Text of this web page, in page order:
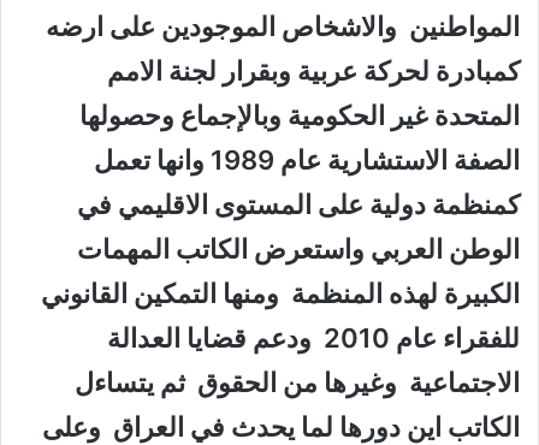
المواطنين والاشخاص الموجودين على ارضه
كمبادرة لحركة عربية وبقرار لجنة الامم
المتحدة غير الحكومية وبالإجماع وحصولها
الصفة الاستشارية عام 1989 وانها تعمل
كمنظمة دولية على المستوى الاقليمي في
الوطن العربي واستعرض الكاتب المهمات
الكبيرة لهذه المنظمة ومنها التمكين القانوني
للفقراء عام 2010 ودعم قضايا العدالة
الاجتماعية وغيرها من الحقوق ثم يتساءل
الكاتب اين دورها لما يحدث في العراق وعلى